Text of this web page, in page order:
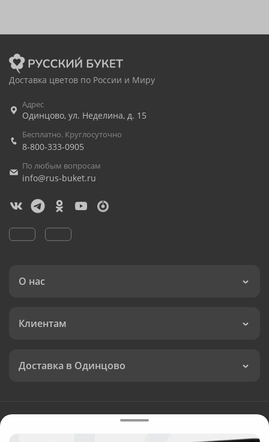
Доставка цветов по России и Миру
Адрес
Одинцово, ул. Неделина, д. 15
Бесплатно. Круглосуточно
8-800-333-0905
По любым вопросам
info@rus-buket.ru
О нас
Клиентам
Доставка в Одинцово
Валюта: